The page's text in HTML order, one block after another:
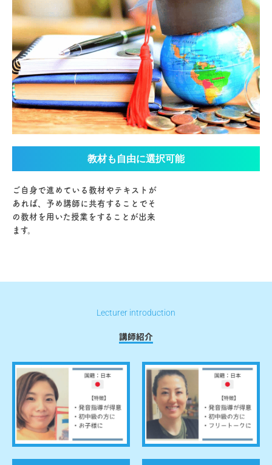
教材も自由に選択可能
ご自身で進めている教材やテキストが
あれば、予め講師に共有することでそ
の教材を用いた授業をすることが出来
ます。
Lecturer introduction
講師紹介